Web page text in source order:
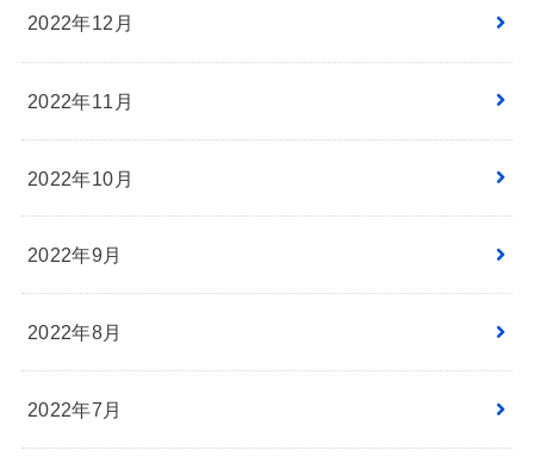
2022年12月
2022年11月
2022年10月
2022年9月
2022年8月
2022年7月